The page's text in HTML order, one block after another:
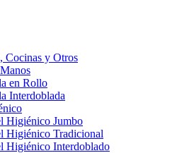
Cocinas y Otros
en Rollo
Interdoblada
Higiénico Jumbo
Higiénico Tradicional
Higiénico Interdoblado